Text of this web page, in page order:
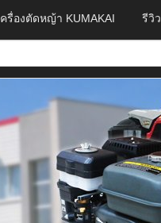
ครื่องตัดหญ้า KUMAKAI รีวิว